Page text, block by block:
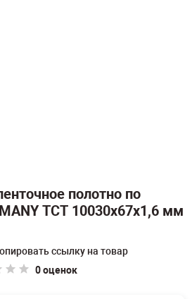
полотно по
TCT 10030х67х1,6 мм
0 оценок